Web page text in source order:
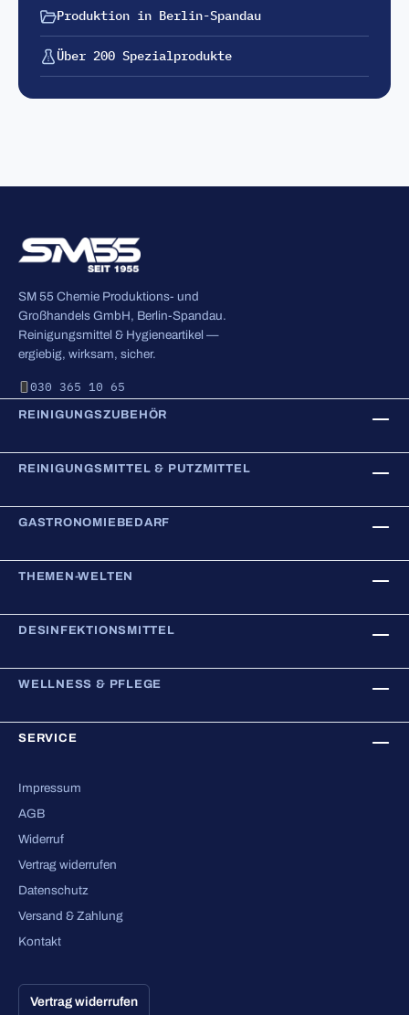
Produktion in Berlin-Spandau
Über 200 Spezialprodukte
SM 55 Chemie Produktions- und
Großhandels GmbH, Berlin-Spandau.
Reinigungsmittel & Hygieneartikel —
ergiebig, wirksam, sicher.
030 365 10 65
REINIGUNGSZUBEHÖR
REINIGUNGSMITTEL & PUTZMITTEL
GASTRONOMIEBEDARF
THEMEN-WELTEN
DESINFEKTIONSMITTEL
WELLNESS & PFLEGE
SERVICE
Impressum
AGB
Widerruf
Vertrag widerrufen
Datenschutz
Versand & Zahlung
Kontakt
Vertrag widerrufen